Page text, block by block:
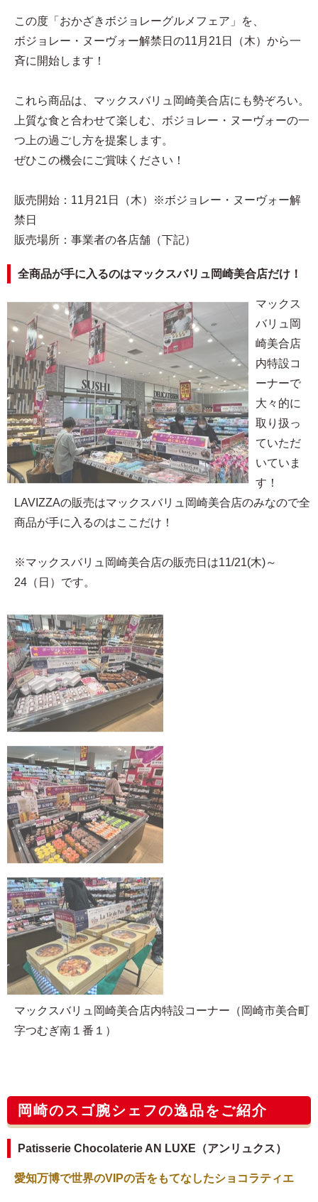
この度「おかざきボジョレーグルメフェア」を、
ボジョレー・ヌーヴォー解禁日の11月21日（木）から一
斉に開始します！
これら商品は、マックスバリュ岡崎美合店にも勢ぞろい。
上質な食と合わせて楽しむ、ボジョレー・ヌーヴォーの一
つ上の過ごし方を提案します。
ぜひこの機会にご賞味ください！
販売開始：11月21日（木）※ボジョレー・ヌーヴォー解
禁日
販売場所：事業者の各店舗（下記）
全商品が手に入るのはマックスバリュ岡崎美合店だけ！
マックス
バリュ岡
崎美合店
内特設コ
ーナーで
大々的に
取り扱っ
ていただ
いていま
す！
LAVIZZAの販売はマックスバリュ岡崎美合店のみなので全
商品が手に入るのはここだけ！
※マックスバリュ岡崎美合店の販売日は11/21(木)～
24（日）です。
マックスバリュ岡崎美合店内特設コーナー（岡崎市美合町
字つむぎ南１番１）
岡崎のスゴ腕シェフの逸品をご紹介
Patisserie Chocolaterie AN LUXE（アンリュクス）
愛知万博で世界のVIPの舌をもてなしたショコラティエ